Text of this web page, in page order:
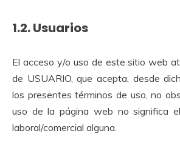
1.2. Usuarios
El acceso y/o uso de este sitio web
de USUARIO, que acepta, desde
los presentes términos de uso, no
uso de la página web no significa
laboral/comercial alguna.